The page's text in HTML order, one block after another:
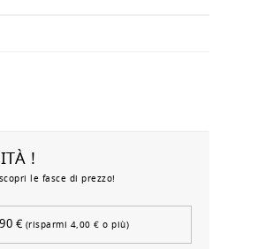
!
le fasce di prezzo!
€ (risparmi 4,00 € o più)